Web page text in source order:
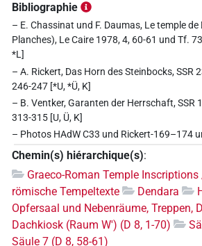
Bibliographie
– E. Chassinat und F. Daumas, Le temple de
Planches), Le Caire 1978, 4, 60-61 und Tf.
*L]
– A. Rickert, Das Horn des Steinbocks, SSR
246-247 [*U, *Ü, K]
– B. Ventker, Garanten der Herrschaft, SSR
313-315 [U, Ü, K]
– Photos HAdW C33 und Rickert-169–174
Chemin(s) hiérarchique(s):
Graeco-Roman Temple
römische Tempeltexte
Dendara
Opfersaal und Nebenräume, Treppen,
Dachkiosk (Raum W') (D 8, 1-70)
Säule 7 (D 8, 58-61)